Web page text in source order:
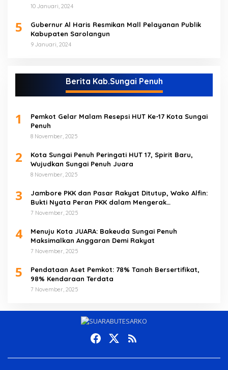
10 Januari, 2024
5
Gubernur Al Haris Resmikan Mall Pelayanan Publik
Kabupaten Sarolangun
9 Januari, 2024
Berita Kab.Sungai Penuh
1
Pemkot Gelar Malam Resepsi HUT Ke-17 Kota Sungai
Penuh
8 November, 2025
2
Kota Sungai Penuh Peringati HUT 17, Spirit Baru,
Wujudkan Sungai Penuh Juara
8 November, 2025
3
Jambore PKK dan Pasar Rakyat Ditutup, Wako Alfin:
Bukti Nyata Peran PKK dalam Mengerak
Perekonomian Masyarakat
7 November, 2025
4
Menuju Kota JUARA: Bakeuda Sungai Penuh
Maksimalkan Anggaran Demi Rakyat
7 November, 2025
5
Pendataan Aset Pemkot: 78% Tanah Bersertifikat,
98% Kendaraan Terdata
7 November, 2025